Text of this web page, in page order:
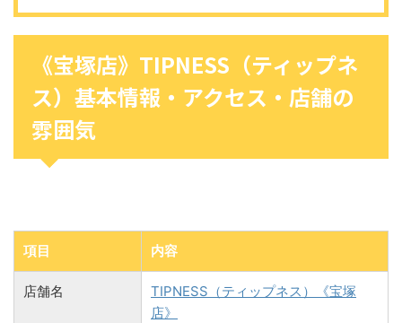
《宝塚店》TIPNESS（ティップネ
ス）基本情報・アクセス・店舗の
雰囲気
項目 内容
店舗名
TIPNESS（ティップネス）《宝塚
店》